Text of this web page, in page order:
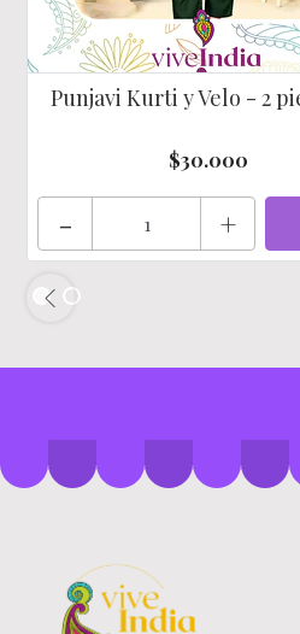
Punjavi Kurti y Velo - 2
$30.000
- +